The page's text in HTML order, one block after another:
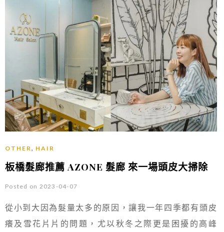
OTHER, HAIR
板橋髮廊推薦 AZONE 髮廊 來一場頭皮大掃除
Posted on 2023-04-07
從小到大因為髮量太多的原因，讓我一年四季都有頭皮
癢及雪花片片的問題，尤以秋冬之際更是困擾的高峰